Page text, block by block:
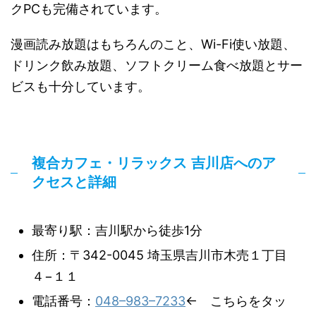
クPCも完備されています。
漫画読み放題はもちろんのこと、Wi-Fi使い放題、
ドリンク飲み放題、ソフトクリーム食べ放題とサー
ビスも十分しています。
複合カフェ・リラックス 吉川店へのア
クセスと詳細
最寄り駅：吉川駅から徒歩1分
住所：〒342-0045 埼玉県吉川市木売１丁目
４−１１
電話番号： 048–983–7233← こちらをタッ